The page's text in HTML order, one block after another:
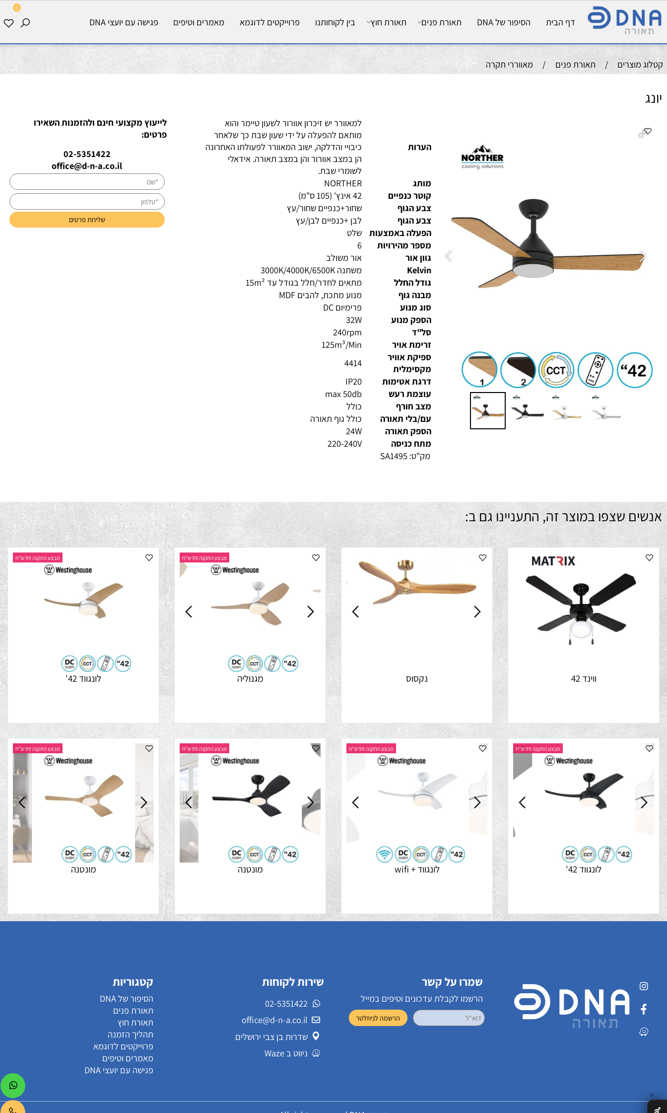
0
דף הבית הסיפור של DNA תאורת פנים תאורת חוץ בין לקוחותנו פרוייקטים לדוגמא מאמרים וטיפים פגישה עם יועצי DNA
/ תאורת פנים / מאווררי תקרה
הערות
למאוורר יש זיכרון אוורור לשעון טיימר והוא
מותאם להפעלה על ידי שעון שבת כך שלאחר
כיבויי והדלקה, ישוב המאוורר לפעולתו האחרונה
הן במצב אוורור והן במצב תאורה. אידאלי
לשומרי שבת.
מותג
NORTHER
קוטר כנפיים
צבע הגוף
שחור+כנפיים שחור/עץ
צבע הגוף
לבן +כנפיים לבן/עץ
הפעלה באמצעות
שלט
מספר מהירויות
גוון אור
אור משולב
Kelvin
משתנה 3000K/4000K/6500K
גודל החלל
מתאים לחדר/חלל בגודל עד 15m²
מבנה גוף
מנוע מתכת, להבים MDF
סוג מנוע
פרימיום DC
הספק מנוע
32W
סל"ד
240rpm
זרימת אויר
125m³/Min
ספיקת אוויר
מקסימלית
4414
דרגת אטימות
IP20
עוצמת רעש
max 50db
מצב חורף
כולל
עם/בלי תאורה
כולל גוף תאורה
הספק תאורה
24W
מתח כניסה
לייעוץ מקצועי חינם ולהזמנות השאירו
פרטים:
02-5351422
office@d-n-a.co.il
שצפו במוצר זה, התעניינו גם ב:
מבצע התקנה 99 ש"ח
שמרו על קשר שירות לקוחות
02-5351422
קטגוריות
הסיפור של DNA
תאורת פנים
תאורת חוץ
תהליך הזמנה
מאמרים וטיפים